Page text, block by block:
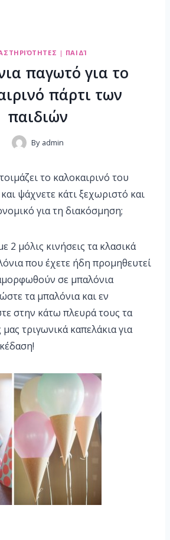
| ΠΑΙΔΊ
παγωτό για το
πάρτι των
παιδιών
By admin
το καλοκαιρινό του
ψάχνετε κάτι ξεχωριστό και
για τη διακόσμηση;
2 μόλις κινήσεις τα κλασικά
που έχετε ήδη προμηθευτεί
σε μπαλόνια
τα μπαλόνια και εν
στην κάτω πλευρά τους τα
τριγωνικά καπελάκια για